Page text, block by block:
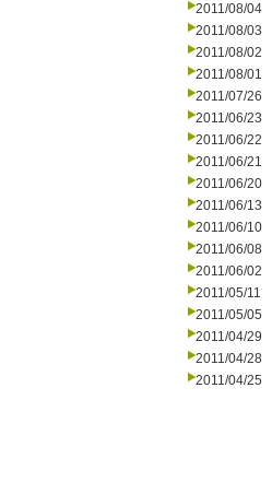
2011/08/04
2011/08/03
2011/08/02
2011/08/01
2011/07/26
2011/06/23
2011/06/22
2011/06/21
2011/06/20
2011/06/13
2011/06/10
2011/06/08
2011/06/02
2011/05/11
2011/05/05
2011/04/29
2011/04/28
2011/04/25